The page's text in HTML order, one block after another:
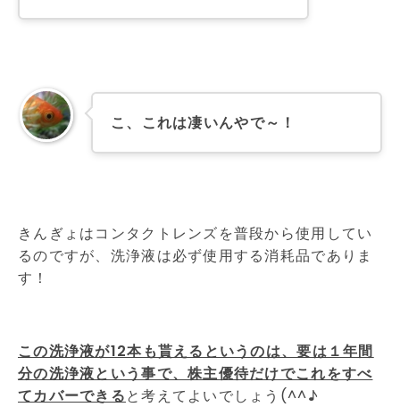
こ、これは凄いんやで～！
きんぎょはコンタクトレンズを普段から使用してい
るのですが、洗浄液は必ず使用する消耗品でありま
す！
この洗浄液が12本も貰えるというのは、要は１年間
分の洗浄液という事で、株主優待だけでこれをすべ
てカバーできると考えてよいでしょう(^^♪